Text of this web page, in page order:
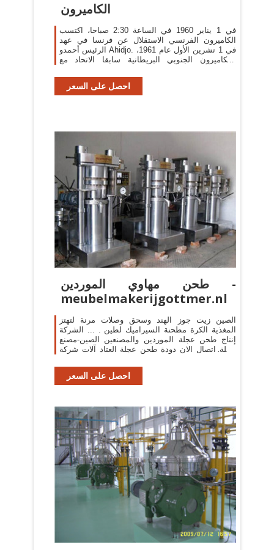
الكاميرون
في 1 يناير 1960 في الساعة 2:30 صباحا، اكتسب
الكاميرون الفرنسي الاستقلال عن فرنسا في عهد
الرئيس أحمدو Ahidjo. في 1 تشرين الأول عام 1961،
والكاميرون الجنوبي البريطانية سابقا الاتحاد مع
احصل على السعر
طحن مهاوي الموردين -
meubelmakerijgottmer.nl
الصين زيت جوز الهند وسحق وصلات مرنة لتهتز
المغذية الكرة مطحنة السيراميك لطين . ... الشركة
إنتاج طحن عجلة الموردين والمصنعين الصين-مصنع
عجلة اتصال الان دودة طحن عجلة العتاد آلات شركة
احصل على السعر